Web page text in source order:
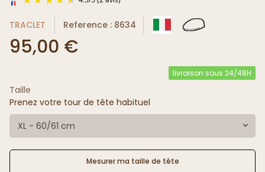
TRACLET Reference : 8634
95,00 €
livraison sous 24/48H
Taille
Prenez votre tour de tête habituel
XL - 60/61 cm
Mesurer ma taille de tête